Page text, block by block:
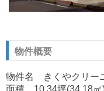
物件概要
物件名 きくやクリー